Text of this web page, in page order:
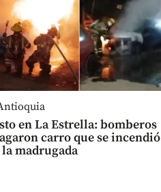
en La Estrella: bomberos
carro que se incendió
madrugada